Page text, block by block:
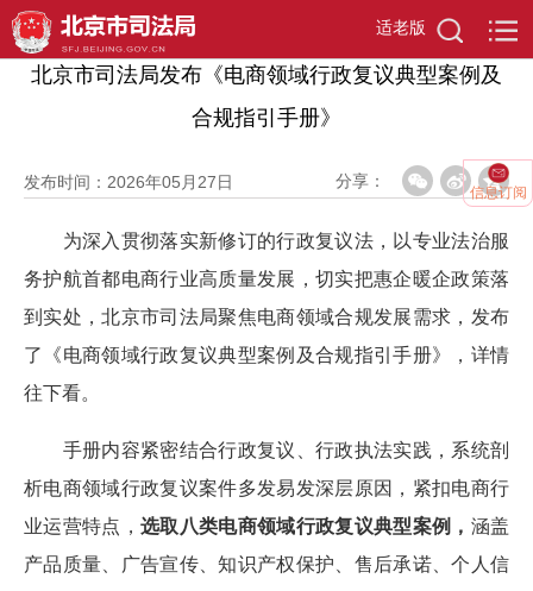
适老版
信息订阅
首页>首页>行政复议
北京市司法局发布《电商领域行政复议典型案例及
合规指引手册》
发布时间：2026年05月27日 分享：
为深入贯彻落实新修订的行政复议法，以专业法治服
务护航首都电商行业高质量发展，切实把惠企暖企政策落
到实处，北京市司法局聚焦电商领域合规发展需求，发布
了《电商领域行政复议典型案例及合规指引手册》，详情
往下看。
手册内容紧密结合行政复议、行政执法实践，系统剖
析电商领域行政复议案件多发易发深层原因，紧扣电商行
业运营特点， 选取八类电商领域行政复议典型案例， 涵盖
产品质量、广告宣传、知识产权保护、售后承诺、个人信